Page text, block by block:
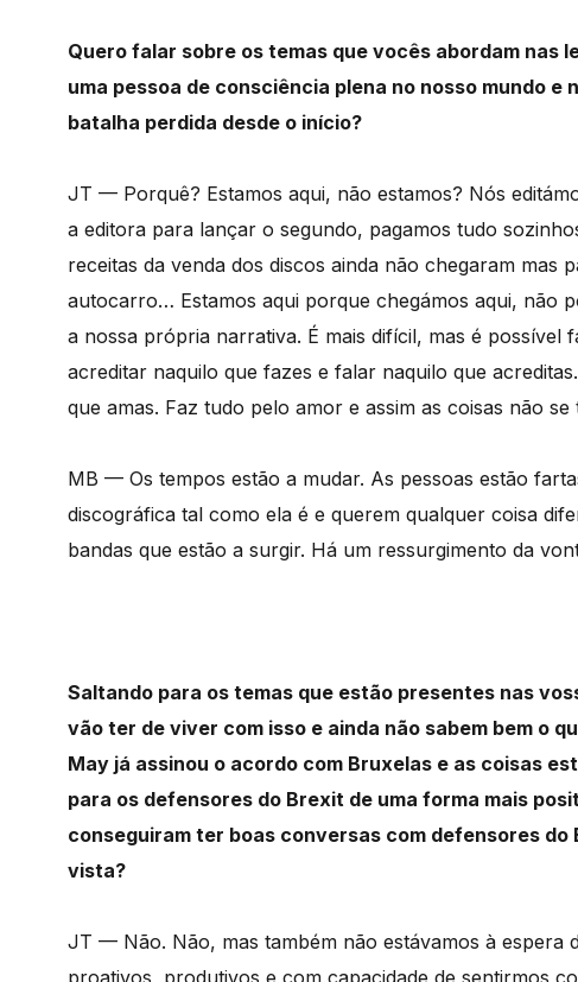
Quero falar sobre os temas que vocês abordam nas
uma pessoa de consciência plena no nosso mundo
batalha perdida desde o início?
JT — Porquê? Estamos aqui, não estamos? Nós
a editora para lançar o segundo, pagamos tudo
receitas da venda dos discos ainda não chegaram mas
autocarro… Estamos aqui porque chegámos aqui, não
a nossa própria narrativa. É mais difícil, mas é
acreditar naquilo que fazes e falar naquilo que
que amas. Faz tudo pelo amor e assim as coisas não se
MB — Os tempos estão a mudar. As pessoas estão
discográfica tal como ela é e querem qualquer coisa
bandas que estão a surgir. Há um ressurgimento da
Saltando para os temas que estão presentes nas
vão ter de viver com isso e ainda não sabem bem o
May já assinou o acordo com Bruxelas e as coisas
para os defensores do Brexit de uma forma mais
conseguiram ter boas conversas com defensores
vista?
JT — Não. Não, mas também não estávamos à espera
proativos, produtivos e com capacidade de sentirmos